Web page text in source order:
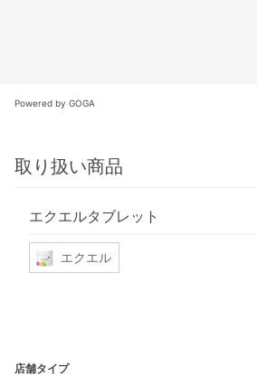
Powered by GOGA
取り扱い商品
エクエルタブレット
エクエル
店舗タイプ